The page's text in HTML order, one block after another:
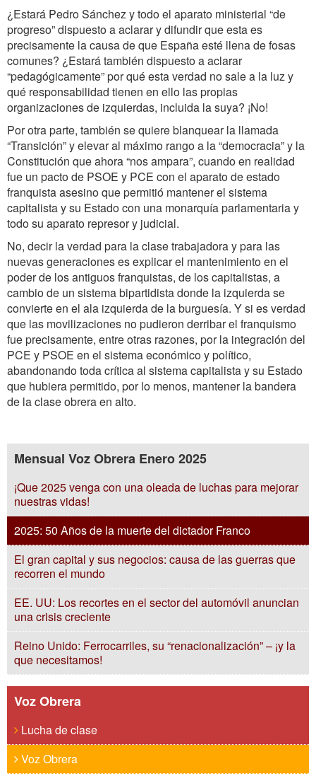
¿Estará Pedro Sánchez y todo el aparato ministerial “de
progreso” dispuesto a aclarar y difundir que esta es
precisamente la causa de que España esté llena de fosas
comunes? ¿Estará también dispuesto a aclarar
“pedagógicamente” por qué esta verdad no sale a la luz y
qué responsabilidad tienen en ello las propias
organizaciones de izquierdas, incluida la suya? ¡No!
Por otra parte, también se quiere blanquear la llamada
“Transición” y elevar al máximo rango a la “democracia” y la
Constitución que ahora “nos ampara”, cuando en realidad
fue un pacto de PSOE y PCE con el aparato de estado
franquista asesino que permitió mantener el sistema
capitalista y su Estado con una monarquía parlamentaria y
todo su aparato represor y judicial.
No, decir la verdad para la clase trabajadora y para las
nuevas generaciones es explicar el mantenimiento en el
poder de los antiguos franquistas, de los capitalistas, a
cambio de un sistema bipartidista donde la izquierda se
convierte en el ala izquierda de la burguesía. Y si es verdad
que las movilizaciones no pudieron derribar el franquismo
fue precisamente, entre otras razones, por la integración del
PCE y PSOE en el sistema económico y político,
abandonando toda crítica al sistema capitalista y su Estado
que hubiera permitido, por lo menos, mantener la bandera
de la clase obrera en alto.
Mensual Voz Obrera Enero 2025
¡Que 2025 venga con una oleada de luchas para mejorar
nuestras vidas!
2025: 50 Años de la muerte del dictador Franco
El gran capital y sus negocios: causa de las guerras que
recorren el mundo
EE. UU: Los recortes en el sector del automóvil anuncian
una crisis creciente
Reino Unido: Ferrocarriles, su “renacionalización” – ¡y la
que necesitamos!
Voz Obrera
Lucha de clase
Voz Obrera